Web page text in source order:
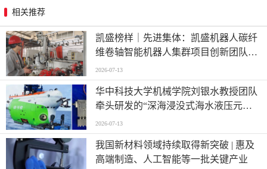
相关推荐
凯盛榜样｜先进集体：凯盛机器人碳纤
维卷轴智能机器人集群项目创新团队
——迈向“智造”新高度
2026-07-13
华中科技大学机械学院刘银水教授团队
牵头研发的“深海浸没式海水液压元件
关键技术及应用”荣获国家技术发明奖
二等奖
2026-07-13
我国新材料领域持续取得新突破 | 惠及
高端制造、人工智能等一批关键产业